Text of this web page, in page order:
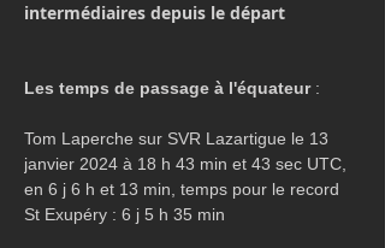
intermédiaires depuis le départ
Les temps de passage à l'équateur :
Tom Laperche sur SVR Lazartigue le 13
janvier 2024 à 18 h 43 min et 43 sec UTC,
en 6 j 6 h et 13 min, temps pour le record
St Exupéry : 6 j 5 h 35 min